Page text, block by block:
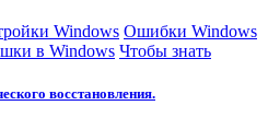
Windows Ошибки Windows
в Windows Чтобы знать
восстановления.